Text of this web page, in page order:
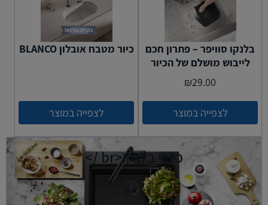
בלנקו סוויפר – פתרון חכם
לייבוש מושלם של הכיור
₪29.00
לצפייה במוצר
כיור מטבח אובלון BLANCO
לצפייה במוצר
כיורי בלנקו<br />